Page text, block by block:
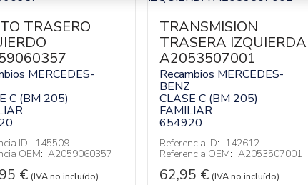
TRASERO
MERCEDES-
C (BM 205)
ID: 145509
OEM: A2059060357
€ (IVA no incluído)
TRANSMISION
TRASERA IZQUIERDA
A2053507001
Recambios MERCEDES-
BENZ
CLASE C (BM 205)
FAMILIAR
654920
Referencia ID: 142612
Referencia OEM: A2053507001
62,95 € (IVA no incluído)